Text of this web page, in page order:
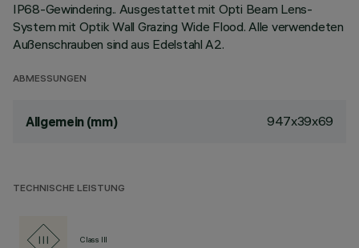
IP68-Gewindering.. Ausgestattet mit Opti Beam Lens-
System mit Optik Wall Grazing Wide Flood. Alle verwendeten
Außenschrauben sind aus Edelstahl A2.
ABMESSUNGEN
Allgemein (mm) 947x39x69
TECHNISCHE LEISTUNG
Class III